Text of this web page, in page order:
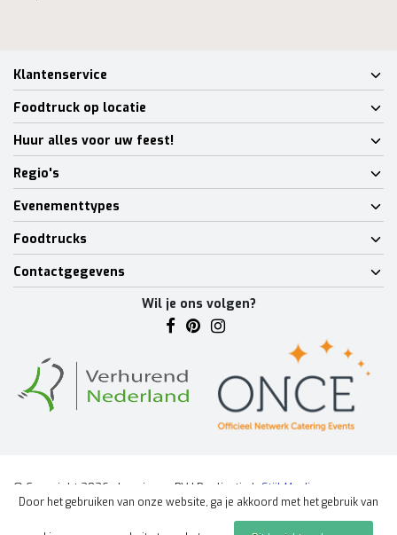
Klantenservice
Foodtruck op locatie
Huur alles voor uw feest!
Regio's
Evenementtypes
Foodtrucks
Contactgegevens
Wil je ons volgen?
© Copyright 2026 - Lumineux BV | Realisatie
InStijl Media
Algemene voorwaarden|Disclaimer|Privacy Policy|Sitemap |
Door het gebruiken van onze website, ga je akkoord met het gebruik van